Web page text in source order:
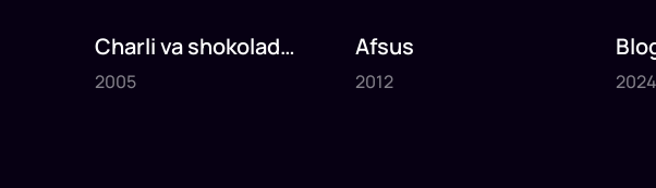
2005
1x75
Charli va shokolad
fabrikasi
2005
2012
1x80
Afsus
2012
1x
2024